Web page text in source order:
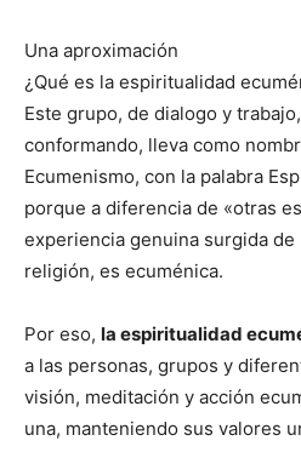
Una aproximación
¿Qué es la espiritualidad
Este grupo, de dialogo y
conformando, lleva como
Ecumenismo, con la palabra
porque a diferencia de «otras
experiencia genuina surgida
religión, es ecuménica.
Por eso, la espiritualidad
a las personas, grupos y
visión, meditación y acción
una, manteniendo sus valores